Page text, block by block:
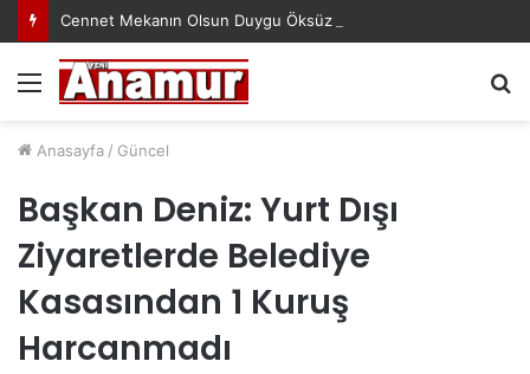
Cennet Mekanın Olsun Duygu Öksüz Canova
Menü
Anasayfa / Güncel
Başkan Deniz: Yurt Dışı
Ziyaretlerde Belediye
Kasasından 1 Kuruş
Harcanmadı